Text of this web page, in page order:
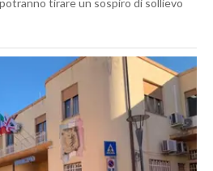
tirare un sospiro di sollievo